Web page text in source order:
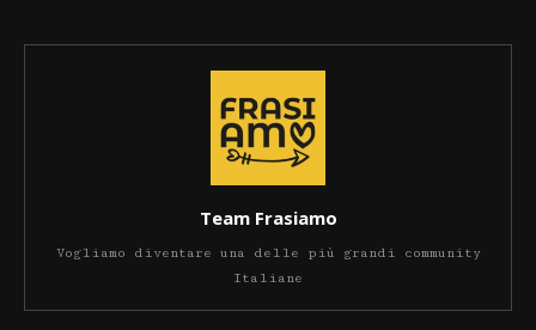
Team Frasiamo
Vogliamo diventare una delle più grandi community
Italiane